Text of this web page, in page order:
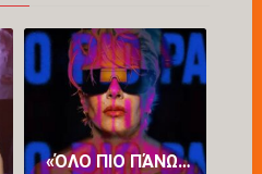
«ΌΛΟ ΠΙΟ ΠΆΝΩ»: ΤΟ ΝΈΟ ΤΡΑΓΟΎΔΙ ΤΗΣ ΆΝΝΑΣ ΒΊΣΣΗ ΚΥΚΛΟΦΌΡΗΣΕ ΚΑΙ ΕΝΤΥΠΩΣΙΆΖΕΙ (VID)